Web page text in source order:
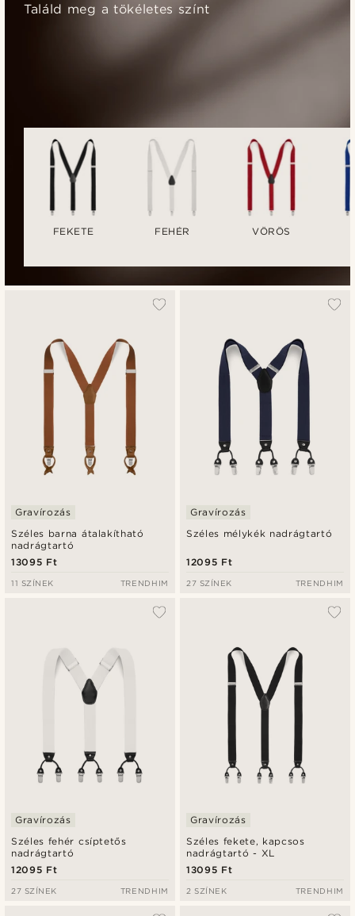
Széles barna átalakítható
nadrágtartó
Gravírozás
13095 Ft
11 SZÍNEK TRENDHIM
Széles mélykék nadrágtartó
Gravírozás
12095 Ft
27 SZÍNEK TRENDHIM
Széles fehér csíptetős
nadrágtartó
Gravírozás
12095 Ft
27 SZÍNEK TRENDHIM
Széles fekete, kapcsos
nadrágtartó - XL
Gravírozás
13095 Ft
2 SZÍNEK TRENDHIM
Találd meg a tökéletes színt
FEKETE FEHÉR VÖRÖS